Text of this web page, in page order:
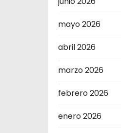
mayo 2026
abril 2026
marzo 2026
febrero 2026
enero 2026